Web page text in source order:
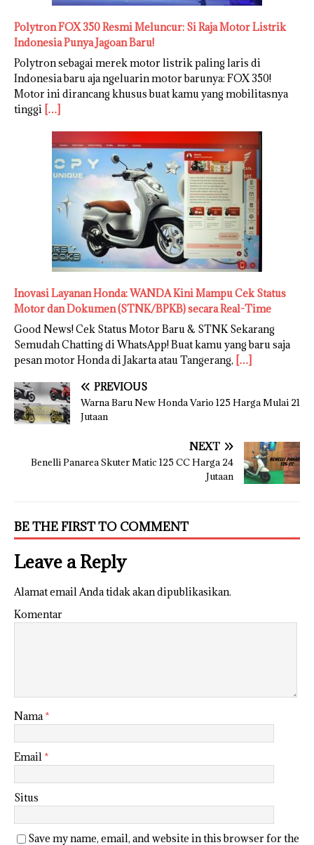
Polytron FOX 350 Resmi Meluncur: Si Raja Motor Listrik
Indonesia Punya Jagoan Baru!
Polytron sebagai merek motor listrik paling laris di
Indonesia baru aja ngeluarin motor barunya: FOX 350!
Motor ini dirancang khusus buat kamu yang mobilitasnya
tinggi […]
Inovasi Layanan Honda: WANDA Kini Mampu Cek Status
Motor dan Dokumen (STNK/BPKB) secara Real-Time
Good News! Cek Status Motor Baru & STNK Sekarang
Semudah Chatting di WhatsApp! Buat kamu yang baru saja
pesan motor Honda di Jakarta atau Tangerang, […]
PREVIOUS
Warna Baru New Honda Vario 125 Harga Mulai 21
Jutaan
NEXT
Benelli Panarea Skuter Matic 125 CC Harga 24
Jutaan
BE THE FIRST TO COMMENT
Leave a Reply
Alamat email Anda tidak akan dipublikasikan.
Komentar
Nama *
Email *
Situs
Save my name, email, and website in this browser for the